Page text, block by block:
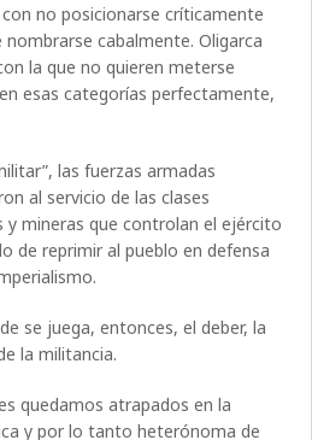
no posicionarse críticamente
cabalmente. Oligarca
la que no quieren meterse
esas categorías perfectamente,
las fuerzas armadas
al servicio de las clases
mineras que controlan el ejército
de reprimir al pueblo en defensa
se juega, entonces, el deber, la
la militancia.
quedamos atrapados en la
y por lo tanto heterónoma de